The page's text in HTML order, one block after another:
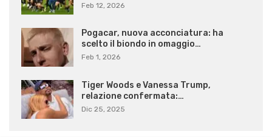
Feb 12, 2026
Pogacar, nuova acconciatura: ha
scelto il biondo in omaggio…
Feb 1, 2026
Tiger Woods e Vanessa Trump,
relazione confermata:…
Dic 25, 2025